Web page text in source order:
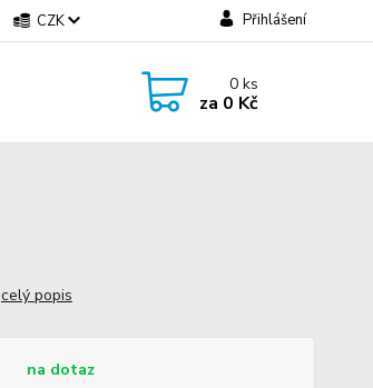
CZK Přihlášení
0ks
za 0 Kč
celý popis
na dotaz